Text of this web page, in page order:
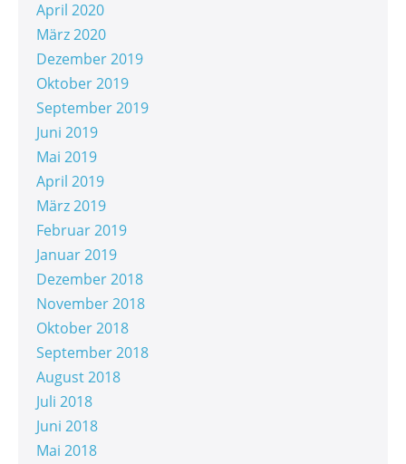
April 2020
März 2020
Dezember 2019
Oktober 2019
September 2019
Juni 2019
Mai 2019
April 2019
März 2019
Februar 2019
Januar 2019
Dezember 2018
November 2018
Oktober 2018
September 2018
August 2018
Juli 2018
Juni 2018
Mai 2018